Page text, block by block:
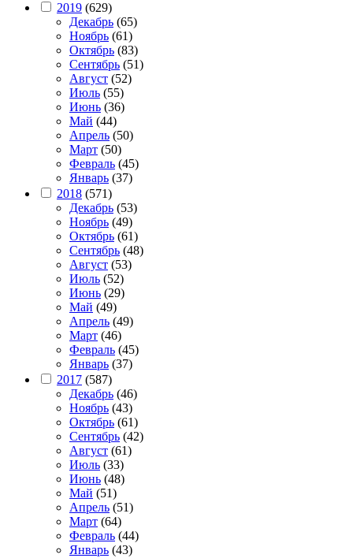
2019 (629)
Декабрь (65)
Ноябрь (61)
Октябрь (83)
Сентябрь (51)
Август (52)
Июль (55)
Июнь (36)
Май (44)
Апрель (50)
Март (50)
Февраль (45)
Январь (37)
2018 (571)
Декабрь (53)
Ноябрь (49)
Октябрь (61)
Сентябрь (48)
Август (53)
Июль (52)
Июнь (29)
Май (49)
Апрель (49)
Март (46)
Февраль (45)
Январь (37)
2017 (587)
Декабрь (46)
Ноябрь (43)
Октябрь (61)
Сентябрь (42)
Август (61)
Июль (33)
Июнь (48)
Май (51)
Апрель (51)
Март (64)
Февраль (44)
Январь (43)